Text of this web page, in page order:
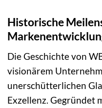
Historische
Die Geschichte von
visionärem
unerschütterlichen
Exzellenz. Gegründet